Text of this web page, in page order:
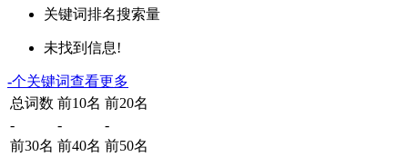
关键词排名搜索量
未找到信息!
-个关键词查看更多
总词数 前10名 前20名
-
-
-
前30名 前40名 前50名